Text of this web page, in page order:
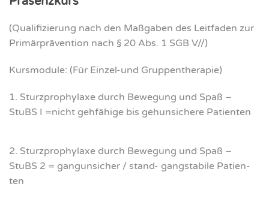
(Qua­li­fi­zie­rung nach den Maß­ga­ben des Leit­fa­den zur
Pri­mär­prä­ven­ti­on nach § 20 Abs. 1 SGB V//)
Kurs­mo­du­le: (Für Ein­zel-und Grup­pen­the­ra­pie)
1. Sturz­pro­phy­la­xe durch Bewe­gung und Spaß –
StuBS I =nicht geh­fä­hi­ge bis geh­un­si­che­re Pati­en­ten
2. Sturz­pro­phy­la­xe durch Bewe­gung und Spaß –
StuBS 2 = gang­un­si­cher / stand- gang­sta­bi­le Pati­en­
ten